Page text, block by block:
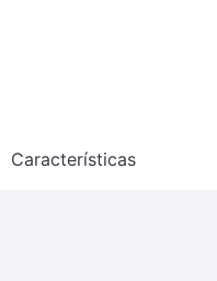
Características